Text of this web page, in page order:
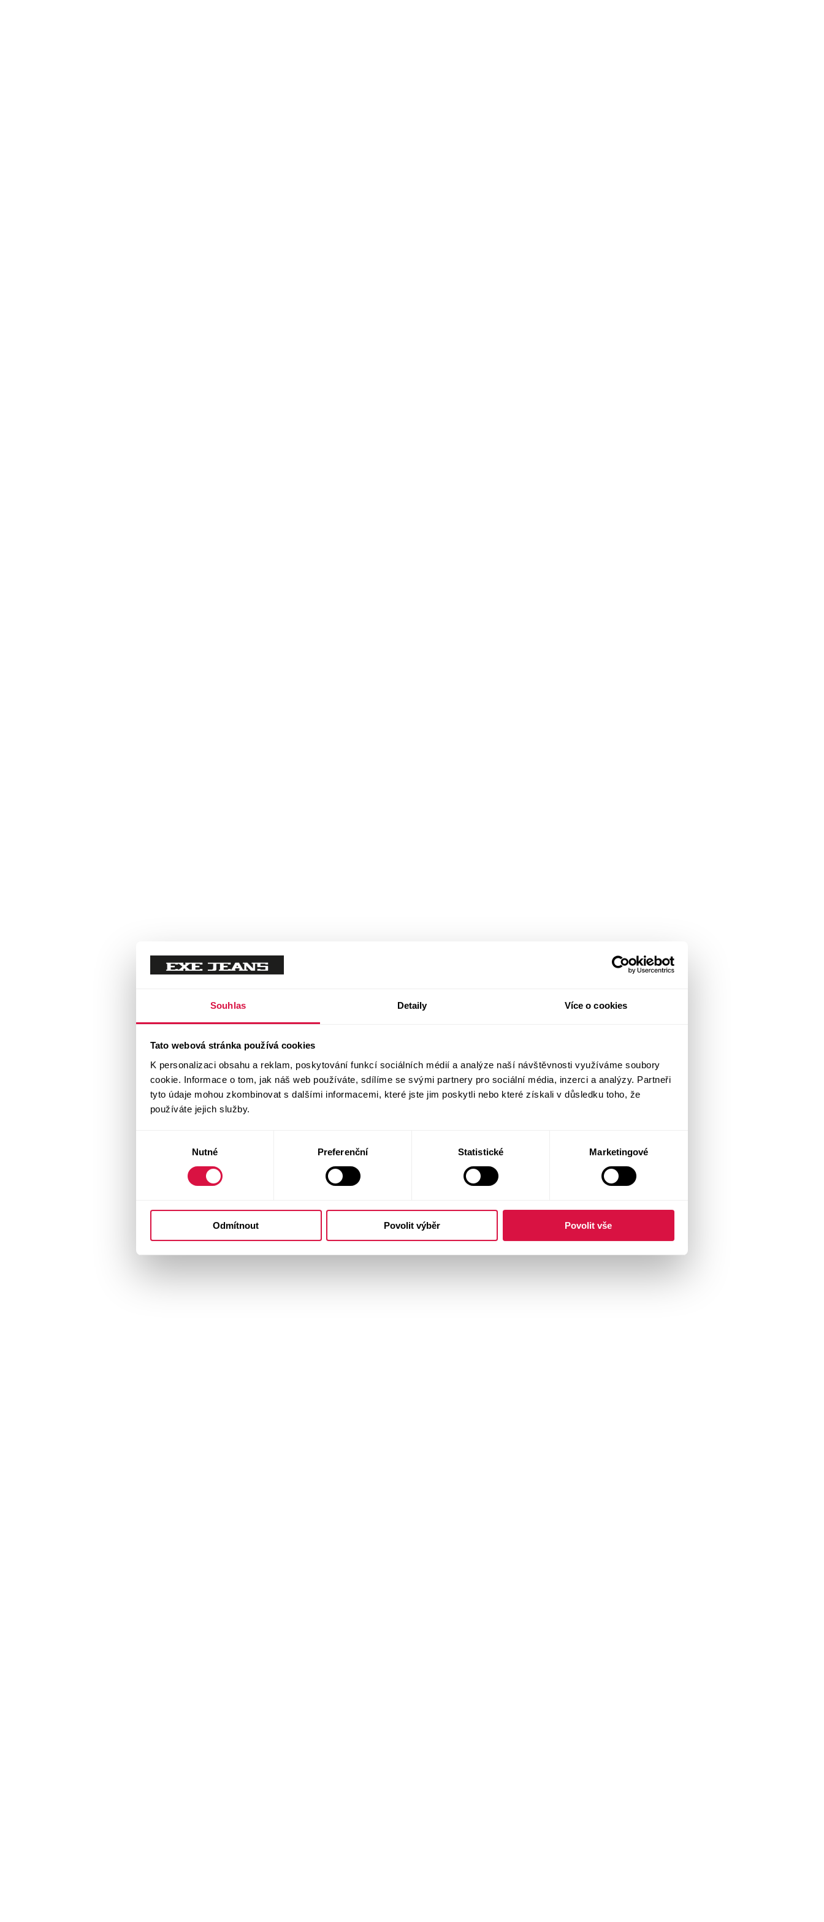
Souhlas Detaily Více o cookies
Tato webová stránka používá cookies
K personalizaci obsahu a reklam, poskytování funkcí sociálních médií a analýze naší návštěvnosti využíváme soubory
cookie. Informace o tom, jak náš web používáte, sdílíme se svými partnery pro sociální média, inzerci a analýzy. Partneři
tyto údaje mohou zkombinovat s dalšími informacemi, které jste jim poskytli nebo které získali v důsledku toho, že
používáte jejich služby.
Nutné Preferenční Statistické Marketingové
Odmítnout Povolit výběr Povolit vše